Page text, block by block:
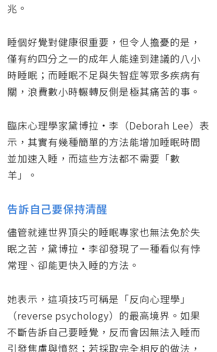
兆。
睡個好覺對健康很重要，但令人擔憂的是，
僅有約四分之一的成年人能達到建議的八小
時睡眠；而睡眠不足與失智症等眾多疾病有
關，浪費數小時輾轉反側是極其痛苦的事。
臨床心理學家黛博拉·李（Deborah Lee）表
示，其實有幾種簡單的方法能增加睡眠時間
並加速入睡，而這些方法都不需要「數
羊」。
告訴自己要保持清醒
儘管就連世界頂尖的睡眠專家也無法免於失
眠之苦，黛博拉·李卻發現了一種看似有悖
常理、卻能更快入睡的方法。
她表示，這項技巧可稱是「反向心理學」
（reverse psychology）的最高境界。如果
不斷告訴自己要睡覺，反而會因無法入睡而
引發焦慮與憤怒；若採取完全相反的做法，